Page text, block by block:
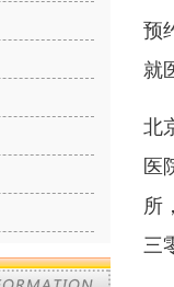
预
就
北
医
所
三